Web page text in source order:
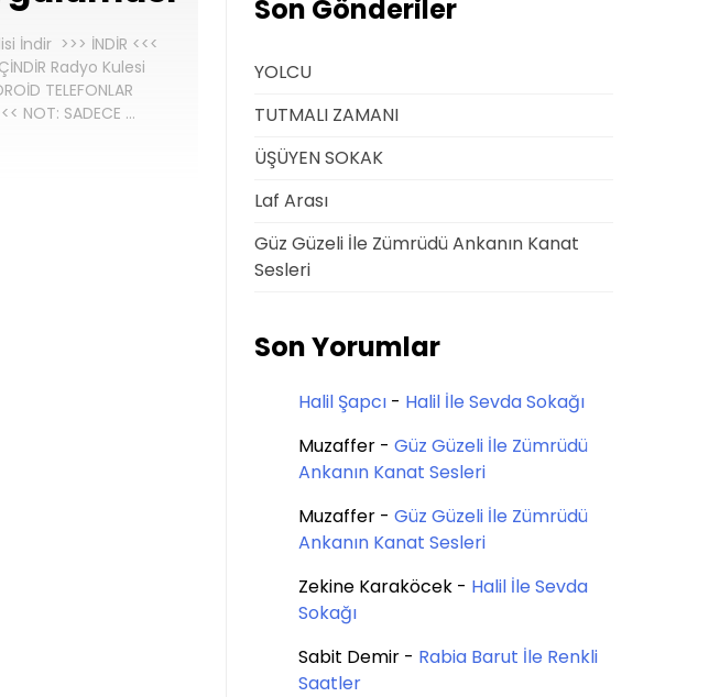
İndir >>> İNDİR <<<
Radyo Kulesi
TELEFONLAR
NOT: SADECE …
Son Gönderiler
YOLCU
TUTMALI ZAMANI
ÜŞÜYEN SOKAK
Laf Arası
Güz Güzeli İle Zümrüdü Ankanın Kanat
Sesleri
Son Yorumlar
Halil Şapcı - Halil İle Sevda Sokağı
Muzaffer - Güz Güzeli İle Zümrüdü
Ankanın Kanat Sesleri
Muzaffer - Güz Güzeli İle Zümrüdü
Ankanın Kanat Sesleri
Zekine Karaköcek - Halil İle Sevda
Sokağı
Sabit Demir - Rabia Barut İle Renkli
Saatler